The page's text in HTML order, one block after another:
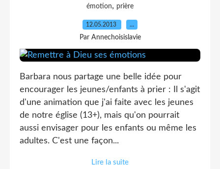
émotion, prière
12.05.2013 …
Par Annechoisislavie
Barbara nous partage une belle idée pour
encourager les jeunes/enfants à prier : Il s'agit
d'une animation que j'ai faite avec les jeunes
de notre église (13+), mais qu'on pourrait
aussi envisager pour les enfants ou même les
adultes. C'est une façon...
Lire la suite